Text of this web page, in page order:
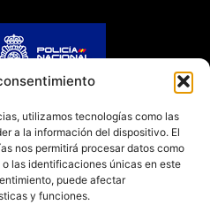
utilizamos tecnologías como las
a la información del dispositivo. El
nos permitirá procesar datos como
las identificaciones únicas en este
puede afectar
y funciones.
del Interior y
General de la Policía
5117